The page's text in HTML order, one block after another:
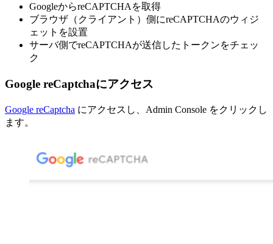
GoogleからreCAPTCHAを取得
ブラウザ（クライアント）側にreCAPTCHAのウィジ
ェットを設置
サーバ側でreCAPTCHAが送信したトークンをチェッ
ク
Google reCaptchaにアクセス
Google reCaptcha にアクセスし、Admin Console をクリックし
ます。